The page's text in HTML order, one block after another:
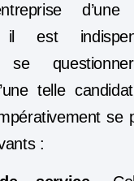
d’une
il est
se
telle
se
: